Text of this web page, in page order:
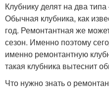
Клубнику делят на два
Обычная клубника, как
год. Ремонтантная же
сезон. Именно поэтому
именно ремонтантную
такая клубника вытеснит
Что нужно знать о